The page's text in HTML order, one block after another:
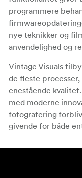
programmere
nye teknikker og
anvendelighed og
Vintage Visuals
de fleste processer,
enestående
med moderne
fotografering
givende for både